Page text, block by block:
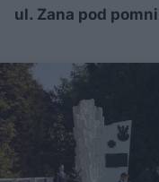
ul. Zana pod